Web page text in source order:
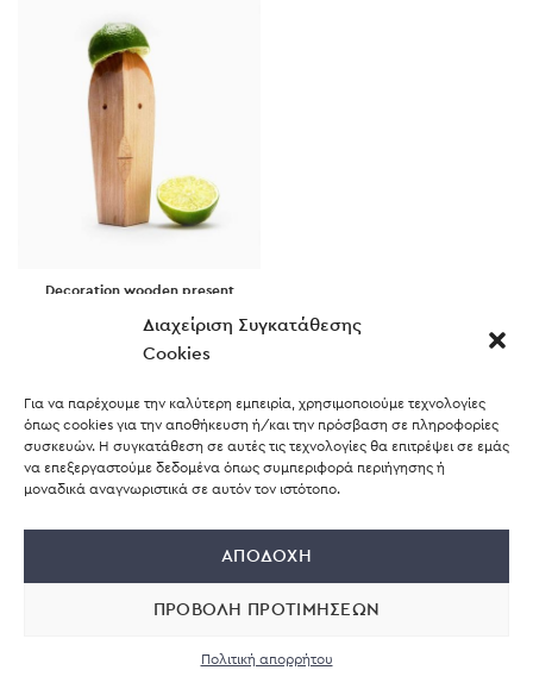
Διαχείριση Συγκατάθεσης
Cookies
Για να παρέχουμε την καλύτερη εμπειρία, χρησιμοποιούμε τεχνολογίες
όπως cookies για την αποθήκευση ή/και την πρόσβαση σε πληροφορίες
συσκευών. Η συγκατάθεση σε αυτές τις τεχνολογίες θα επιτρέψει σε εμάς
να επεξεργαστούμε δεδομένα όπως συμπεριφορά περιήγησης ή
μοναδικά αναγνωριστικά σε αυτόν τον ιστότοπο.
ΑΠΟΔΟΧΉ
ΠΡΟΒΟΛΉ ΠΡΟΤΙΜΉΣΕΩΝ
Πολιτική απορρήτου
Decoration wooden present
Cooking
89.00
Supported by